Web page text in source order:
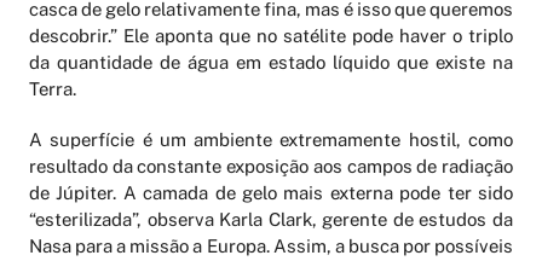
casca de gelo relativamente fina, mas é isso que queremos
descobrir.” Ele aponta que no satélite pode haver o triplo
da quantidade de água em estado líquido que existe na
Terra.
A superfície é um ambiente extremamente hostil, como
resultado da constante exposição aos campos de radiação
de Júpiter. A camada de gelo mais externa pode ter sido
“esterilizada”, observa Karla Clark, gerente de estudos da
Nasa para a missão a Europa. Assim, a busca por possíveis